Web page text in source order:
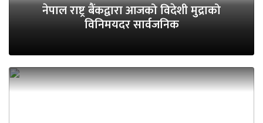
नेपाल राष्ट्र बैंकद्वारा आजको विदेशी मुद्राको
विनिमयदर सार्वजनिक